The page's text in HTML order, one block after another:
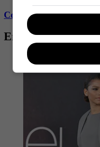
Conozca más de Fucsia
Entradas